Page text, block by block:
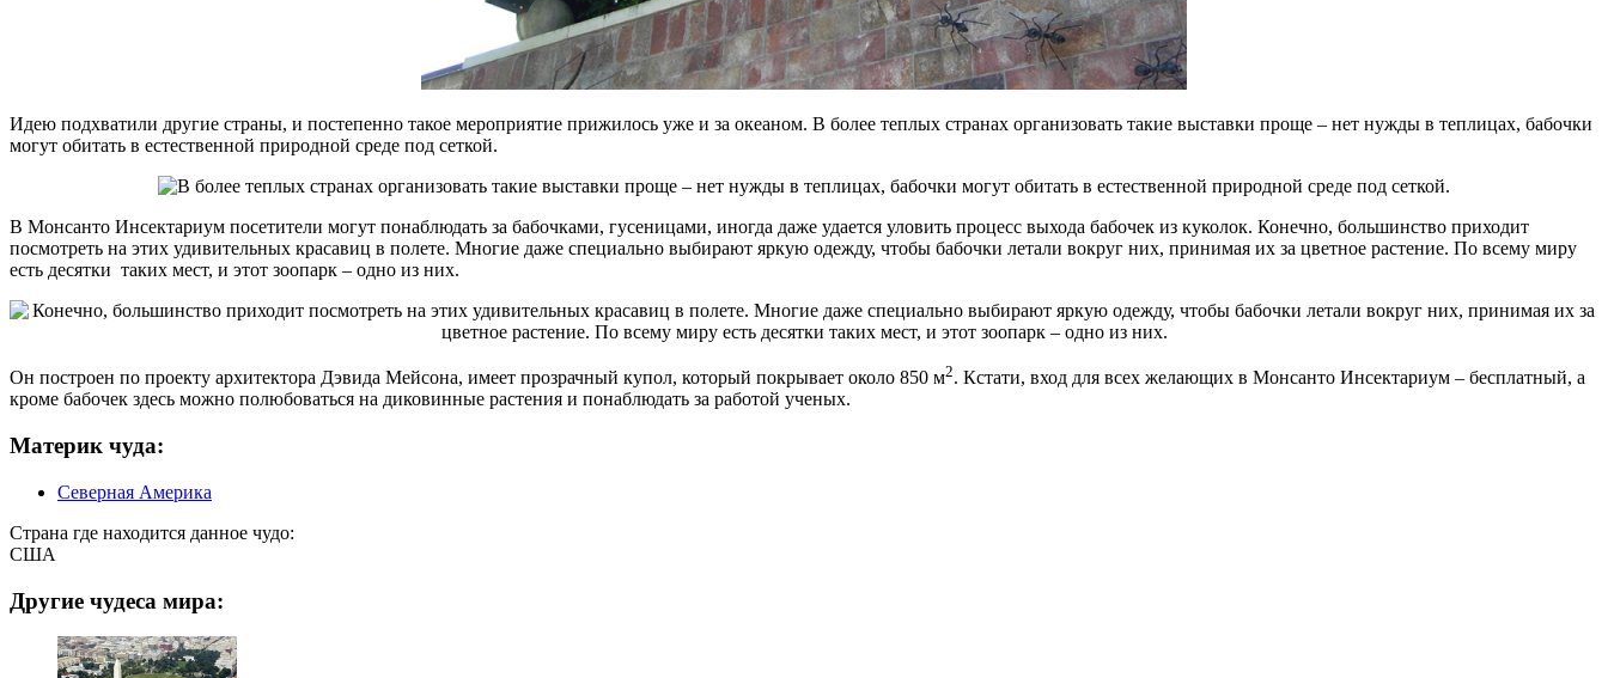
Идею подхватили другие страны, и постепенно такое мероприятие прижилось уже и за океаном. В более теплых странах организовать такие выставки проще – нет нужды в теплицах, бабочки
могут обитать в естественной природной среде под сеткой.
В Монсанто Инсектариум посетители могут понаблюдать за бабочками, гусеницами, иногда даже удается уловить процесс выхода бабочек из куколок. Конечно, большинство приходит
посмотреть на этих удивительных красавиц в полете. Многие даже специально выбирают яркую одежду, чтобы бабочки летали вокруг них, принимая их за цветное растение. По всему миру
есть десятки таких мест, и этот зоопарк – одно из них.
Он построен по проекту архитектора Дэвида Мейсона, имеет прозрачный купол, который покрывает около 850 м2. Кстати, вход для всех желающих в Монсанто Инсектариум – бесплатный, а
кроме бабочек здесь можно полюбоваться на диковинные растения и понаблюдать за работой ученых.
Материк чуда:
Северная Америка
Страна где находится данное чудо:
США
Другие чудеса мира: